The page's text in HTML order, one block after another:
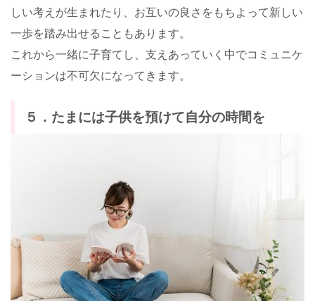
しい考えが生まれたり、お互いの良さをもちよって新しい
一歩を踏み出せることもあります。
これから一緒に子育てし、支えあっていく中でコミュニケ
ーションは不可欠になってきます。
５．たまには子供を預けて自分の時間を